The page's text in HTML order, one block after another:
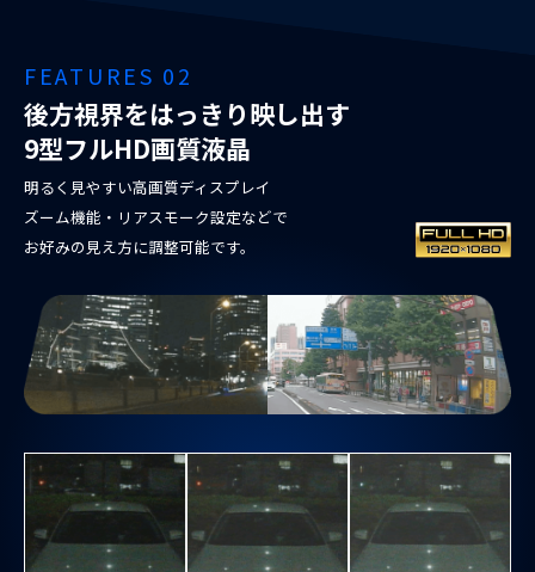
FEATURES 02
後方視界をはっきり映し出す
9型フルHD画質液晶
明るく見やすい高画質ディスプレイ
ズーム機能・リアスモーク設定などで
お好みの見え方に調整可能です。